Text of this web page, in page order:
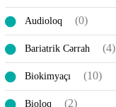
Audioloq (0)
Bariatrik Cərrah (4)
Biokimyaçı (10)
Bioloq (2)